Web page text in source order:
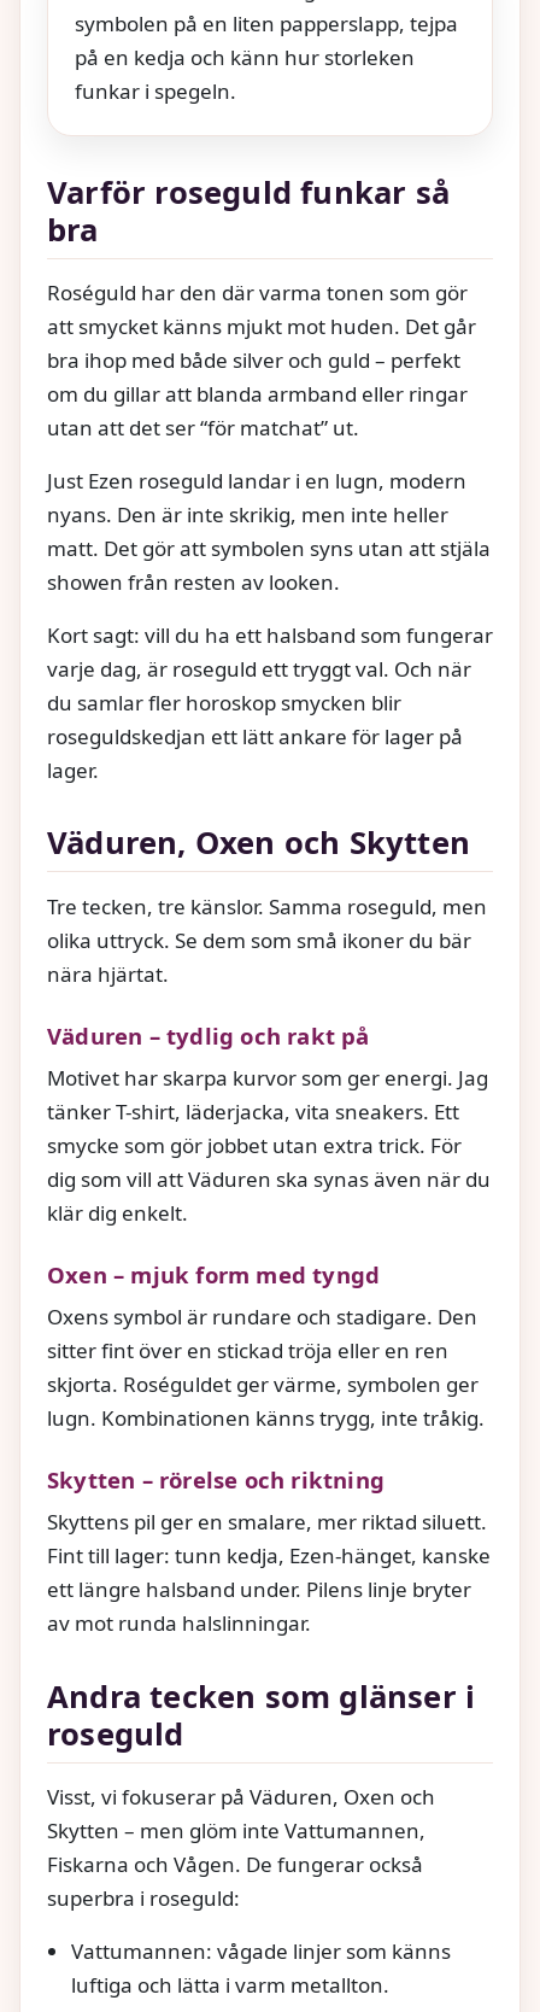
symbolen på en liten papperslapp, tejpa
på en kedja och känn hur storleken
funkar i spegeln.
Varför roseguld funkar så
bra
Roséguld har den där varma tonen som gör
att smycket känns mjukt mot huden. Det går
bra ihop med både silver och guld – perfekt
om du gillar att blanda armband eller ringar
utan att det ser “för matchat” ut.
Just Ezen roseguld landar i en lugn, modern
nyans. Den är inte skrikig, men inte heller
matt. Det gör att symbolen syns utan att stjäla
showen från resten av looken.
Kort sagt: vill du ha ett halsband som fungerar
varje dag, är roseguld ett tryggt val. Och när
du samlar fler horoskop smycken blir
roseguldskedjan ett lätt ankare för lager på
lager.
Väduren, Oxen och Skytten
Tre tecken, tre känslor. Samma roseguld, men
olika uttryck. Se dem som små ikoner du bär
nära hjärtat.
Väduren – tydlig och rakt på
Motivet har skarpa kurvor som ger energi. Jag
tänker T-shirt, läderjacka, vita sneakers. Ett
smycke som gör jobbet utan extra trick. För
dig som vill att Väduren ska synas även när du
klär dig enkelt.
Oxen – mjuk form med tyngd
Oxens symbol är rundare och stadigare. Den
sitter fint över en stickad tröja eller en ren
skjorta. Roséguldet ger värme, symbolen ger
lugn. Kombinationen känns trygg, inte tråkig.
Skytten – rörelse och riktning
Skyttens pil ger en smalare, mer riktad siluett.
Fint till lager: tunn kedja, Ezen-hänget, kanske
ett längre halsband under. Pilens linje bryter
av mot runda halslinningar.
Andra tecken som glänser i
roseguld
Visst, vi fokuserar på Väduren, Oxen och
Skytten – men glöm inte Vattumannen,
Fiskarna och Vågen. De fungerar också
superbra i roseguld:
Vattumannen: vågade linjer som känns
luftiga och lätta i varm metallton.